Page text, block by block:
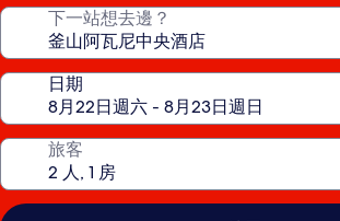
下一站想去邊？
日期
旅客